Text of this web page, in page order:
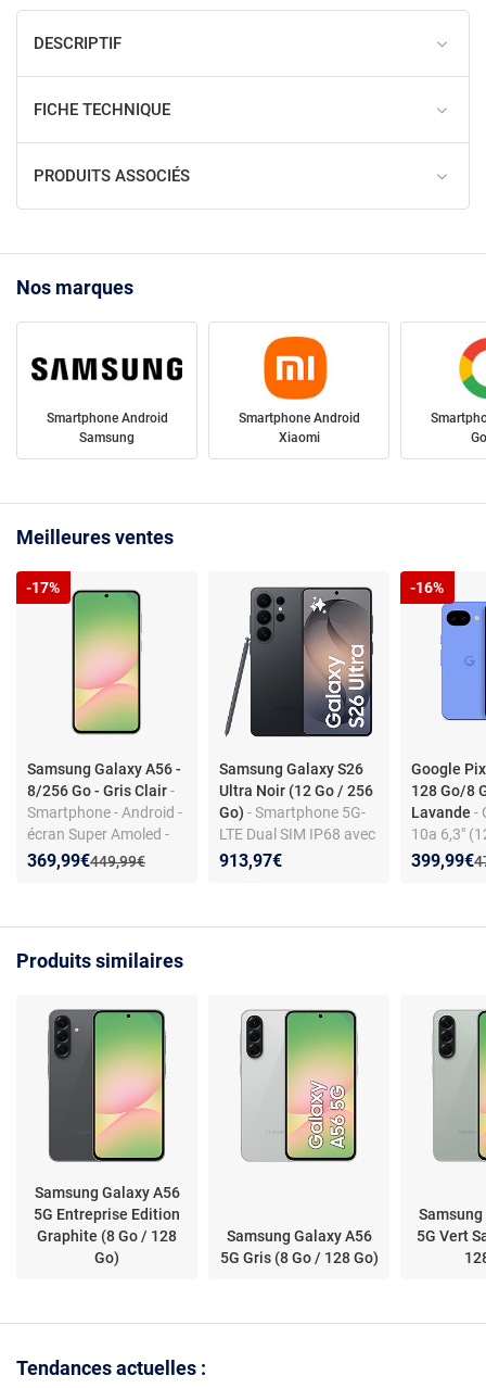
DESCRIPTIF
FICHE TECHNIQUE
PRODUITS ASSOCIÉS
Nos marques
Smartphone Android
Samsung
Smartphone Android
Xiaomi
Meilleures ventes
Samsung Galaxy A56 -
8/256 Go - Gris Clair-
Smartphone - Android -
écran Super Amoled -
5G - triple appareil
Ancien prix :
449,99€
Nouveau prix :
369,99€
Réduction de :
-17%
Samsung Galaxy S26
Ultra Noir (12 Go / 256
Go)- Smartphone 5G-
LTE Dual SIM IP68 avec
Galaxy AI - Snapdragon
- 5000 mAh - Android
913,97€
Google
128 Go/8
Lavande-
10a 6,3"
RAM) Dual
Nouveau
399,99€
-16%
Produits similaires
Samsung Galaxy A56
5G Entreprise Edition
Graphite (8 Go / 128
Go)
Samsung Galaxy A56
5G Gris (8 Go / 128 Go)
5G Vert
Tendances actuelles :